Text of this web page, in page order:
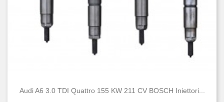
Audi A6 3.0 TDI Quattro 155 KW 211 CV BOSCH Iniettori...